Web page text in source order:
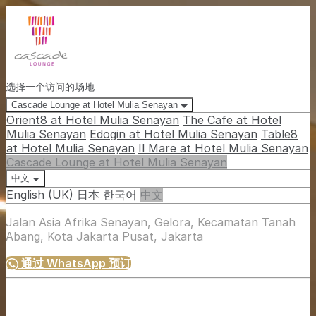
选择一个访问的场地
Cascade Lounge at Hotel Mulia Senayan
Orient8 at Hotel Mulia Senayan The Cafe at Hotel
Mulia Senayan Edogin at Hotel Mulia Senayan Table8
at Hotel Mulia Senayan Il Mare at Hotel Mulia Senayan
Cascade Lounge at Hotel Mulia Senayan
中文
English (UK) 日本 한국어 中文
Jalan Asia Afrika Senayan, Gelora, Kecamatan Tanah
Abang, Kota Jakarta Pusat, Jakarta
通过 WhatsApp 预订